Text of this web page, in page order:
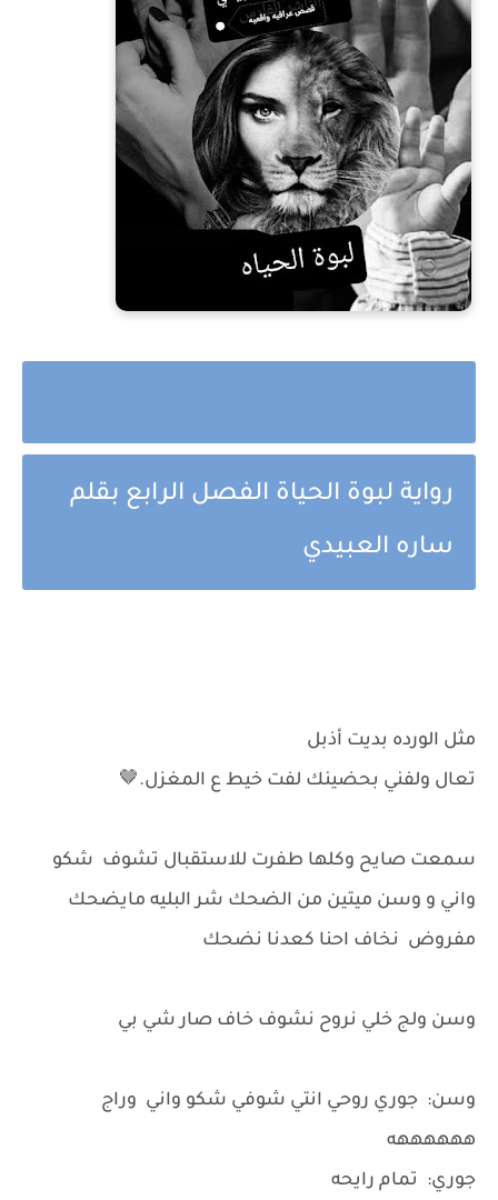
رواية لبوة الحياة الفصل الرابع بقلم
ساره العبيدي
مثل الورده بديت أذبل‏
تعال ولفني بحضينك لفت ‏خيط ع المغزل.🤎
سمعت صايح وكلها طفرت للاستقبال تشوف شكو
واني و وسن ميتين من الضحك شر البليه مايضحك
مفروض نخاف احنا كعدنا نضحك
وسن ولج خلي نروح نشوف خاف صار شي بي
وسن: جوري روحي انتي شوفي شكو واني وراج
ههههههه
جوري: تمام رايحه